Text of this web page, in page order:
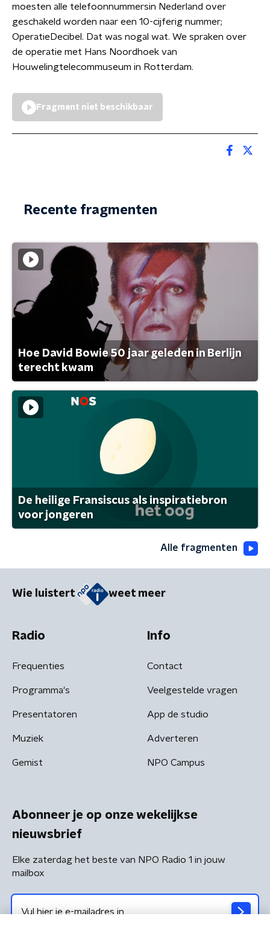
moesten alle telefoonnummersin Nederland over
geschakeld worden naar een 10-cijferig nummer;
OperatieDecibel. Dat was nogal wat. We spraken over
de operatie met Hans Noordhoek van
Houwelingtelecommuseum in Rotterdam.
Fragment niet beschikbaar
Recente fragmenten
Hoe David Bowie 50 jaar geleden in Berlijn
terecht kwam
De heilige Fransiscus als inspiratiebron
voor jongeren
Alle fragmenten
Wie luistert weet meer
Radio
Frequenties
Programma's
Presentatoren
Muziek
Gemist
Info
Contact
Veelgestelde vragen
App de studio
Adverteren
NPO Campus
Abonneer je op onze wekelijkse
nieuwsbrief
Elke zaterdag het beste van NPO Radio 1 in jouw
mailbox